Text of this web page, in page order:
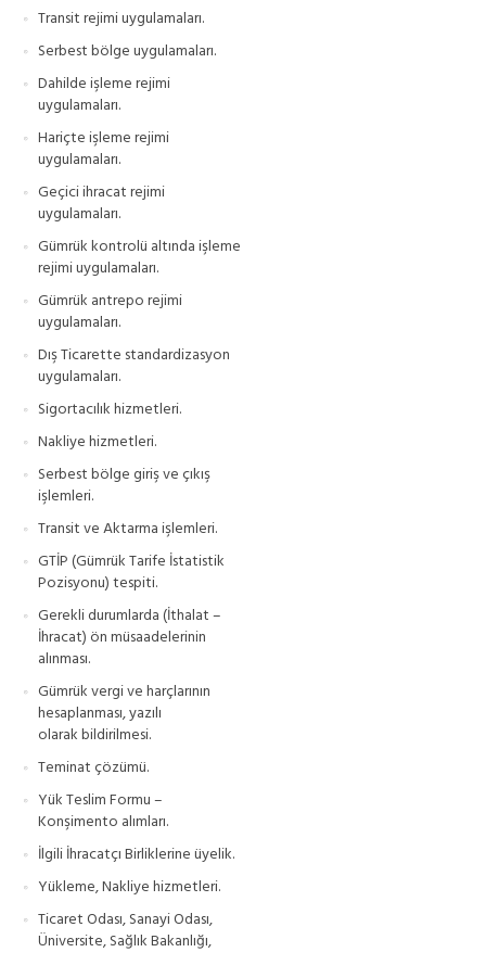
Transit rejimi uygulamaları.
Serbest bölge uygulamaları.
Dahilde işleme rejimi
uygulamaları.
Hariçte işleme rejimi
uygulamaları.
Geçici ihracat rejimi
uygulamaları.
Gümrük kontrolü altında işleme
rejimi uygulamaları.
Gümrük antrepo rejimi
uygulamaları.
Dış Ticarette standardizasyon
uygulamaları.
Sigortacılık hizmetleri.
Nakliye hizmetleri.
Serbest bölge giriş ve çıkış
işlemleri.
Transit ve Aktarma işlemleri.
GTİP (Gümrük Tarife İstatistik
Pozisyonu) tespiti.
Gerekli durumlarda (İthalat –
İhracat) ön müsaadelerinin
alınması.
Gümrük vergi ve harçlarının
hesaplanması, yazılı
olarak bildirilmesi.
Teminat çözümü.
Yük Teslim Formu –
Konşimento alımları.
İlgili İhracatçı Birliklerine üyelik.
Yükleme, Nakliye hizmetleri.
Ticaret Odası, Sanayi Odası,
Üniversite, Sağlık Bakanlığı,